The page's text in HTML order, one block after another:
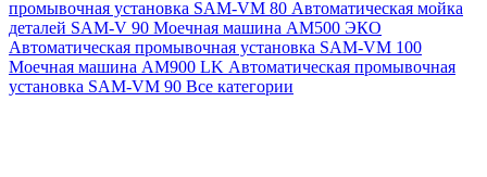
промывочная установка SAM-VM 80 Автоматическая мойка
деталей SAM-V 90 Моечная машина АМ500 ЭКО
Автоматическая промывочная установка SAM-VM 100
Моечная машина AM900 LK Автоматическая промывочная
установка SAM-VM 90 Все категории